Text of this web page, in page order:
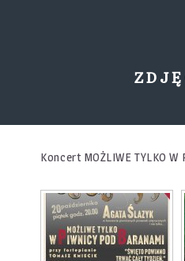
Koncert MOŻLIWE TYLKO W